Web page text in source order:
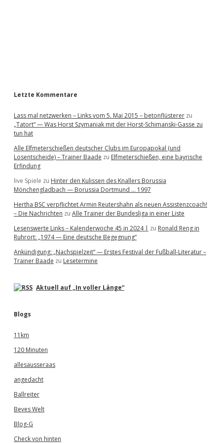
Letzte Kommentare
Lass mal netzwerken – Links vom 5. Mai 2015 – betonflüsterer zu
„Tatort“ — Was Horst Szymaniak mit der Horst-Schimanski-Gasse zu
tun hat
Alle Elfmeterschießen deutscher Clubs im Europapokal (und
Losentscheide) – Trainer Baade zu Elfmeterschießen, eine bayrische
Erfindung
live Spiele zu Hinter den Kulissen des Knallers Borussia
Mönchengladbach — Borussia Dortmund … 1997
Hertha BSC verpflichtet Armin Reutershahn als neuen Assistenzcoach!
– Die Nachrichten zu Alle Trainer der Bundesliga in einer Liste
Lesenswerte Links – Kalenderwoche 45 in 2024 | zu Ronald Reng in
Ruhrort: „1974 — Eine deutsche Begegnung“
Ankündigung: „Nachspielzeit“ — Erstes Festival der Fußball-Literatur –
Trainer Baade zu Lesetermine
Aktuell auf „In voller Länge“
Blogs
11km
120 Minuten
allesausseraas
angedacht
Ballreiter
Beves Welt
Blog-G
Check von hinten